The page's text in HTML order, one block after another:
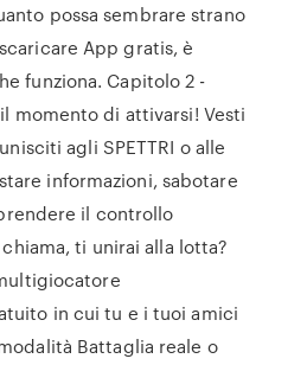
possa sembrare strano
App gratis, è
funziona. Capitolo 2 -
momento di attivarsi! Vesti
agli SPETTRI o alle
informazioni, sabotare
il controllo
ti unirai alla lotta?
in cui tu e i tuoi amici
Battaglia reale o